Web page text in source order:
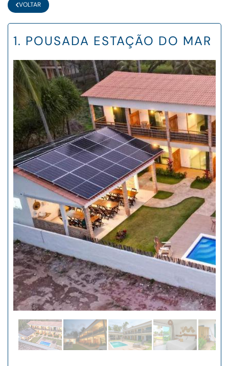
VOLTAR
1. POUSADA ESTAÇÃO DO MAR